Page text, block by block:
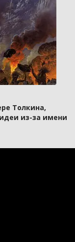
Толкина,
из-за имени